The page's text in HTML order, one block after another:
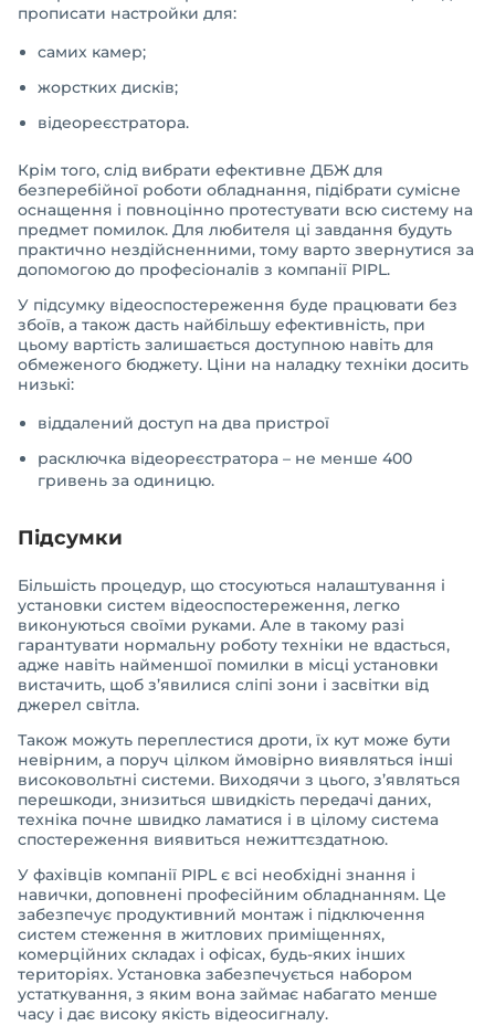
прописати настройки для:
самих камер;
жорстких дисків;
відеореєстратора.
Крім того, слід вибрати ефективне ДБЖ для
безперебійної роботи обладнання, підібрати сумісне
оснащення і повноцінно протестувати всю систему на
предмет помилок. Для любителя ці завдання будуть
практично нездійсненними, тому варто звернутися за
допомогою до професіоналів з компанії PIPL.
У підсумку відеоспостереження буде працювати без
збоїв, а також дасть найбільшу ефективність, при
цьому вартість залишається доступною навіть для
обмеженого бюджету. Ціни на наладку техніки досить
низькі:
віддалений доступ на два пристрої
расключка відеореєстратора – не менше 400
гривень за одиницю.
Підсумки
Більшість процедур, що стосуються налаштування і
установки систем відеоспостереження, легко
виконуються своїми руками. Але в такому разі
гарантувати нормальну роботу техніки не вдасться,
адже навіть найменшої помилки в місці установки
вистачить, щоб з’явилися сліпі зони і засвітки від
джерел світла.
Також можуть переплестися дроти, їх кут може бути
невірним, а поруч цілком ймовірно виявляться інші
високовольтні системи. Виходячи з цього, з’являться
перешкоди, знизиться швидкість передачі даних,
техніка почне швидко ламатися і в цілому система
спостереження виявиться нежиттєздатною.
У фахівців компанії PIPL є всі необхідні знання і
навички, доповнені професійним обладнанням. Це
забезпечує продуктивний монтаж і підключення
систем стеження в житлових приміщеннях,
комерційних складах і офісах, будь-яких інших
територіях. Установка забезпечується набором
устаткування, з яким вона займає набагато менше
часу і дає високу якість відеосигналу.